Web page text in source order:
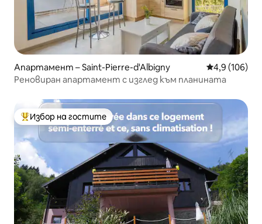
Апартамент – Saint-Pierre-d'Albigny Средна
4,9 (106)
Реновиран апартамент с изглед към планината
Най-популярен избор на гостите
Избор на гостите